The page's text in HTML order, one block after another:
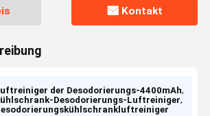
Kontakt
der Desodorierungs-4400mAh,
Desodorierungs-Luftreiniger,